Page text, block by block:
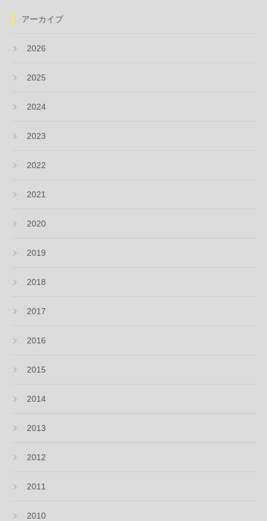
アーカイブ
2026
2025
2024
2023
2022
2021
2020
2019
2018
2017
2016
2015
2014
2013
2012
2011
2010